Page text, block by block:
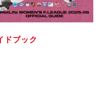
ドブック